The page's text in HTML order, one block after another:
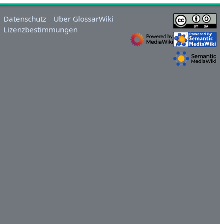
Datenschutz
Über GlossarWiki
Lizenzbestimmungen